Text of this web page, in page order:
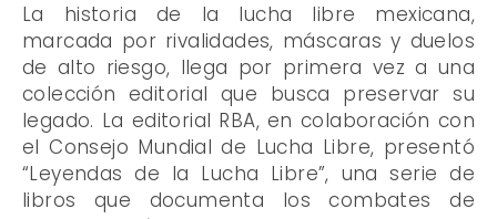
La historia de la lucha libre mexicana,
marcada por rivalidades, máscaras y duelos
de alto riesgo, llega por primera vez a una
colección editorial que busca preservar su
legado. La editorial RBA, en colaboración con
el Consejo Mundial de Lucha Libre, presentó
“Leyendas de la Lucha Libre”, una serie de
libros que documenta los combates de